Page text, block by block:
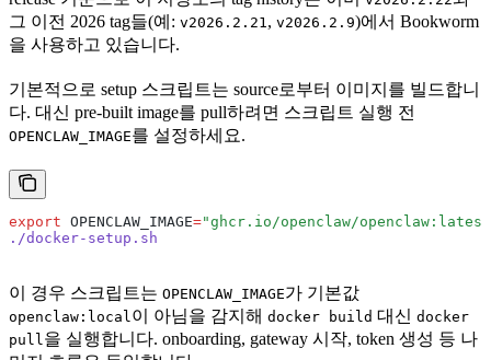
그 이전 2026 tag들(예: v2026.2.21, v2026.2.9)에서 Bookworm
을 사용하고 있습니다.
기본적으로 setup 스크립트는 source로부터 이미지를 빌드합니
다. 대신 pre-built image를 pull하려면 스크립트 실행 전
OPENCLAW_IMAGE를 설정하세요.
export OPENCLAW_IMAGE="ghcr.io/openclaw/
./docker-setup.sh
이 경우 스크립트는 OPENCLAW_IMAGE가 기본값
openclaw:local이 아님을 감지해 docker build 대신 docker
pull을 실행합니다. onboarding, gateway 시작, token 생성 등 나